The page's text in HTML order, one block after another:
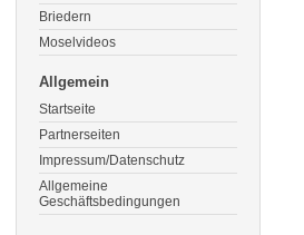
Briedern
Moselvideos
Allgemein
Startseite
Partnerseiten
Impressum/Datenschutz
Allgemeine
Geschäftsbedingungen